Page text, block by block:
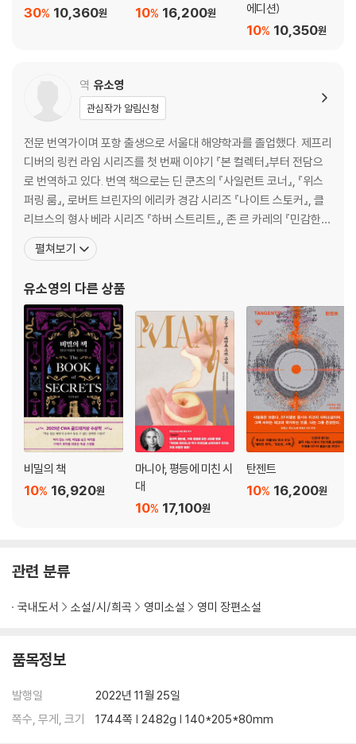
10,360원
30% 16,200원
10%
에디션)
10,350원
10%
역 유소영
관심작가 알림신청
전문 번역가이며 포항 출생으로 서울대 해양학과를 졸업했다. 제프리
디버의 링컨 라임 시리즈를 첫 번째 이야기 『본 컬렉터』부터 전담으
로 번역하고 있다. 번역 책으로는 딘 쿤츠의 『사일런트 코너』, 『위스
퍼링 룸』, 로버트 브린자의 에리카 경감 시리즈 『나이트 스토커』, 클
리브스의 형사 베라 시리즈 『하버 스트리트』, 존 르 카레의 『민감한
진실』 『나이트 매니저』, 제프리 디버의 링컨 라임 시리즈를 전담으로
번역하였으며, 퍼트리샤 콘웰의 법의학자 케이 스카페타 시리즈 『법
그 밖의 역서로 존 스칼지의 『무너지
펼쳐보기
유소영의 다른 상품
비밀의 책
16,920원
10%
마니아, 평등에 미친 시
대
17,100원
10%
탄젠트
16,200원
10%
관련 분류
국내도서 소설/시/희곡 영미소설 영미 장편소설
품목정보
발행일
2022년 11월 25일
쪽수, 무게, 크기
1744쪽 | 2482g | 140*205*80mm